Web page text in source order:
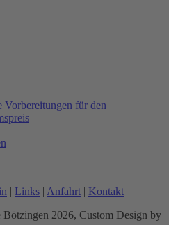
für den
| Links | Anfahrt | Kontakt
2026, Custom Design by